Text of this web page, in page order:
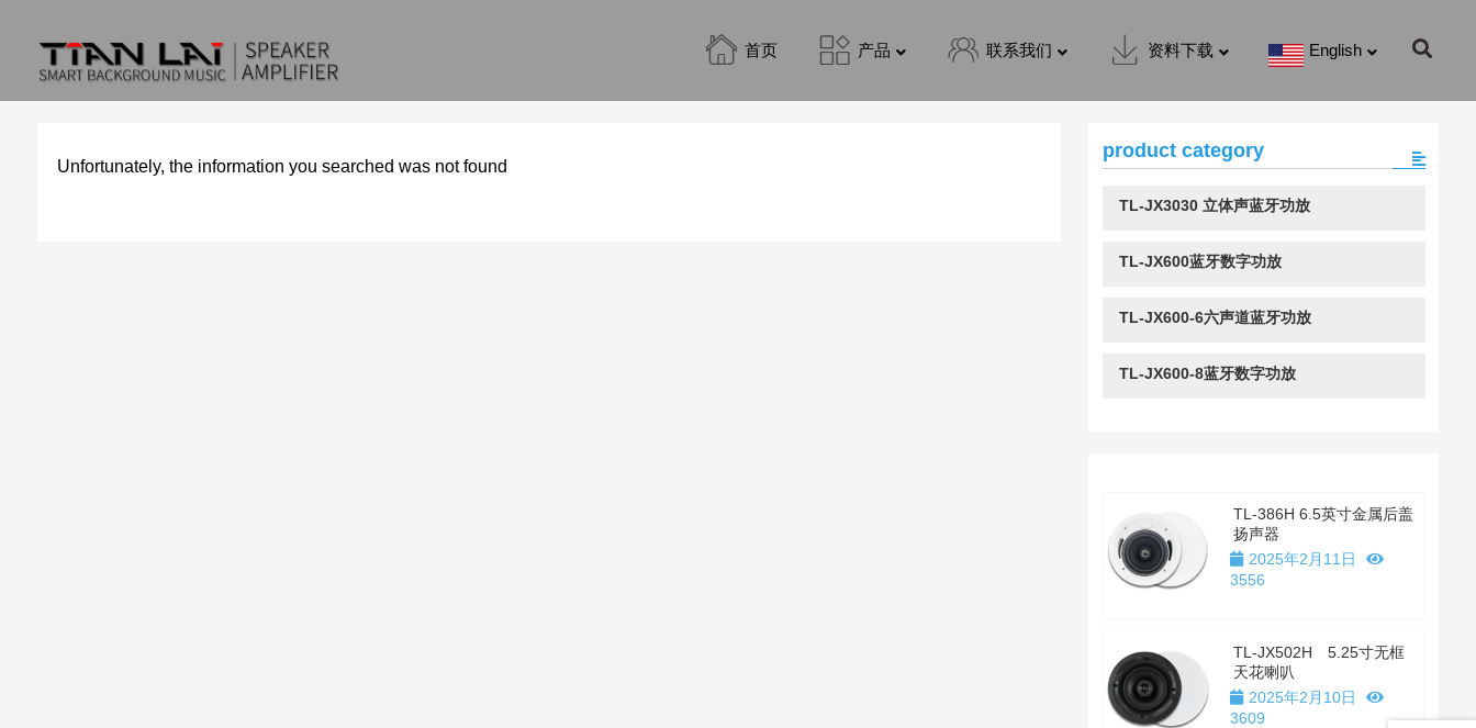
首页 产品 联系我们 资料下载 English
Unfortunately, the information you searched was not found
product category
TL-JX3030 立体声蓝牙功放
TL-JX600蓝牙数字功放
TL-JX600-6六声道蓝牙功放
TL-JX600-8蓝牙数字功放
TL-386H 6.5英寸金属后盖
扬声器
2025年2月11日
3556
TL-JX502H 5.25寸无框
天花喇叭
2025年2月10日
3609